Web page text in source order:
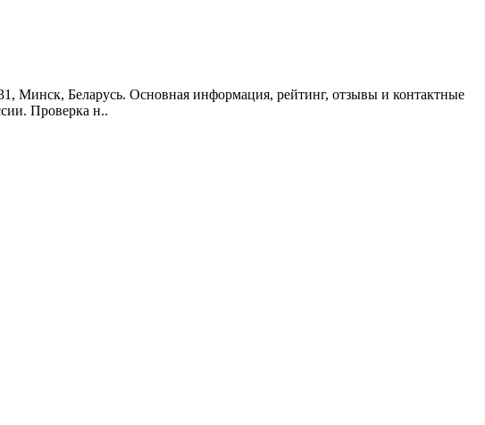
Минск, Беларусь. Основная информация, рейтинг, отзывы и контактные
Проверка н..